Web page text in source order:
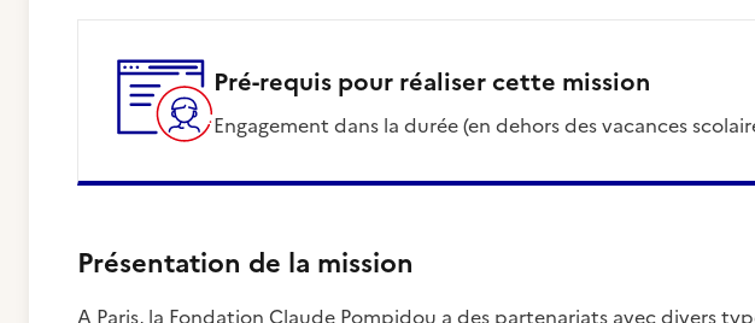
Pré-requis pour réaliser cette mission
Engagement dans la durée (en dehors des vacances
Présentation de la mission
A Paris, la Fondation Claude Pompidou a des partenariats avec divers